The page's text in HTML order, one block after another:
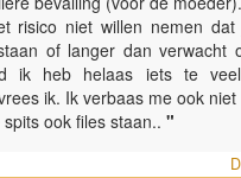
risico niet willen nemen
of langer dan verwacht
ik heb helaas iets te
ik. Ik verbaas me ook
ook files staan.. "